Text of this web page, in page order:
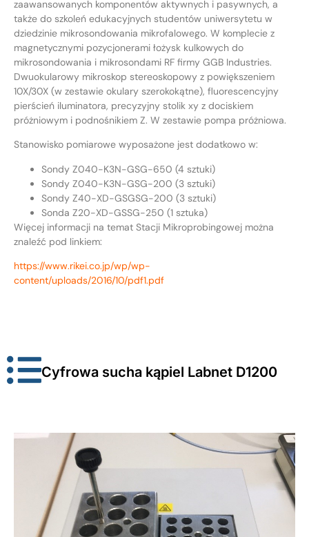
zaawansowanych komponentów aktywnych i pasywnych, a
także do szkoleń edukacyjnych studentów uniwersytetu w
dziedzinie mikrosondowania mikrofalowego. W komplecie z
magnetycznymi pozycjonerami łożysk kulkowych do
mikrosondowania i mikrosondami RF firmy GGB Industries.
Dwuokularowy mikroskop stereoskopowy z powiększeniem
10X/30X (w zestawie okulary szerokokątne), fluorescencyjny
pierścień iluminatora, precyzyjny stolik xy z dociskiem
próżniowym i podnośnikiem Z. W zestawie pompa próżniowa.
Stanowisko pomiarowe wyposażone jest dodatkowo w:
Sondy Z040-K3N-GSG-650 (4 sztuki)
Sondy Z040-K3N-GSG-200 (3 sztuki)
Sondy Z40-XD-GSGSG-200 (3 sztuki)
Sonda Z20-XD-GSSG-250 (1 sztuka)
Więcej informacji na temat Stacji Mikroprobingowej można
znaleźć pod linkiem:
https://www.rikei.co.jp/wp/wp-
content/uploads/2016/10/pdf1.pdf
Cyfrowa sucha kąpiel Labnet D1200